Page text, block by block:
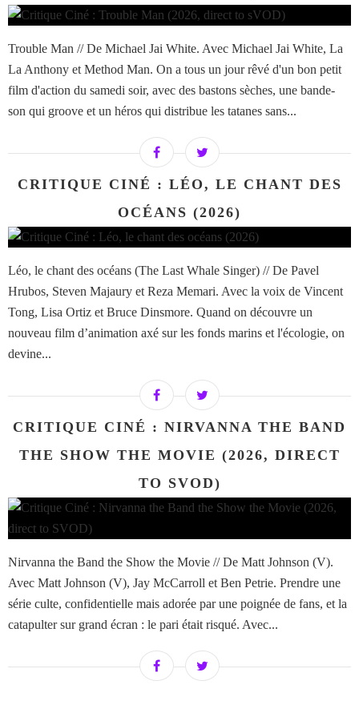
Trouble Man // De Michael Jai White. Avec Michael Jai White, La
La Anthony et Method Man. On a tous un jour rêvé d'un bon petit
film d'action du samedi soir, avec des bastons sèches, une bande-
son qui groove et un héros qui distribue les tatanes sans...
CRITIQUE CINÉ : LÉO, LE CHANT DES
OCÉANS (2026)
Léo, le chant des océans (The Last Whale Singer) // De Pavel
Hrubos, Steven Majaury et Reza Memari. Avec la voix de Vincent
Tong, Lisa Ortiz et Bruce Dinsmore. Quand on découvre un
nouveau film d’animation axé sur les fonds marins et l'écologie, on
devine...
CRITIQUE CINÉ : NIRVANNA THE BAND
THE SHOW THE MOVIE (2026, DIRECT
TO SVOD)
Nirvanna the Band the Show the Movie // De Matt Johnson (V).
Avec Matt Johnson (V), Jay McCarroll et Ben Petrie. Prendre une
série culte, confidentielle mais adorée par une poignée de fans, et la
catapulter sur grand écran : le pari était risqué. Avec...